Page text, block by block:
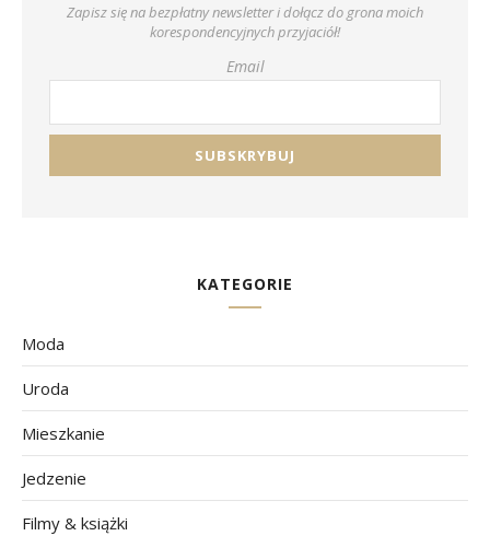
Zapisz się na bezpłatny newsletter i dołącz do grona moich
korespondencyjnych przyjaciół!
Email
KATEGORIE
Moda
Uroda
Mieszkanie
Jedzenie
Filmy & książki